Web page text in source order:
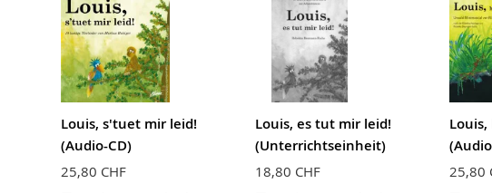
Louis, s'tuet mir leid!
(Audio-CD)
25,80 CHF
Louis, es tut mir leid!
(Unterrichtseinheit)
18,80 CHF
25,80